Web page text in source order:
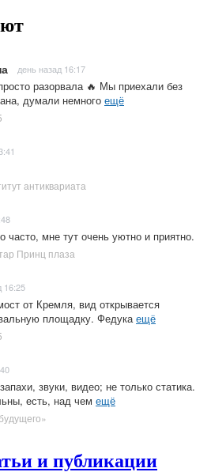
день назад 16:17
разорвала 🔥 Мы приехали без
думали немного ещё
антиквариата
мне тут очень уютно и приятно.
Принц плаза
16:25
от Кремля, вид открывается
площадку. Федукаещё
звуки, видео; не только статика.
есть, над чем ещё
и публикации